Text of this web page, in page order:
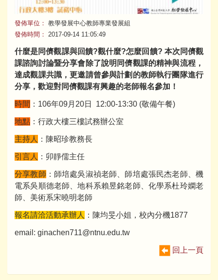
發佈單位： 教學發展中心教師專業發展組
發佈時間：
2017-09-14 11:05:49
什麼是同儕觀課與回饋?觀什麼?怎麼回饋? 本次同儕觀
課諮詢討論暨分享會除了說明同儕觀課的精神與流程，
達成觀課共識，更邀請曾參與計劃的教師執行團隊進行
分享，歡迎對同儕觀課有興趣的老師報名參加！
時間 ：106年09月20日 12:00-13:30 (敬備午餐)
地點 ：行政大樓三樓試務辦公室
主持人 ：陳昭珍教務長
引言人 ：卯靜儒主任
分享教師 ：師培處吳淑禎老師、師培處張民杰老師、機
電系吳順德老師、地科系賴昱銘老師、化學系杜玲嫻老
師、美術系宋曉明老師
報名請洽活動承辦人 ：陳均旻小姐，校內分機1877
email: ginachen711@ntnu.edu.tw
回上一頁